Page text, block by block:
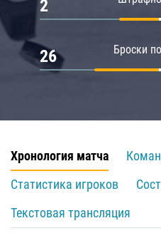
2
Броски
26
Хронология матча
Статистика игроков
Текстовая трансляция